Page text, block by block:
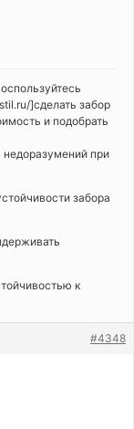
]сделать забор
и подобрать
при
забора
к
#4348